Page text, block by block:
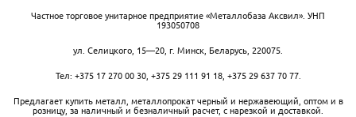
Частное торговое унитарное предприятие «Металлобаза Аксвил». УНП
193050708
ул. Селицкого, 15—20 г. Минск Беларусь, 220075.
Тел: +375 17 270 00 30, +375 29 111 91 18, +375 29 637 70 77.
Предлагает купить металл, металлопрокат черный и нержавеющий, оптом и в
розницу, за наличный и безналичный расчет, с нарезкой и доставкой.